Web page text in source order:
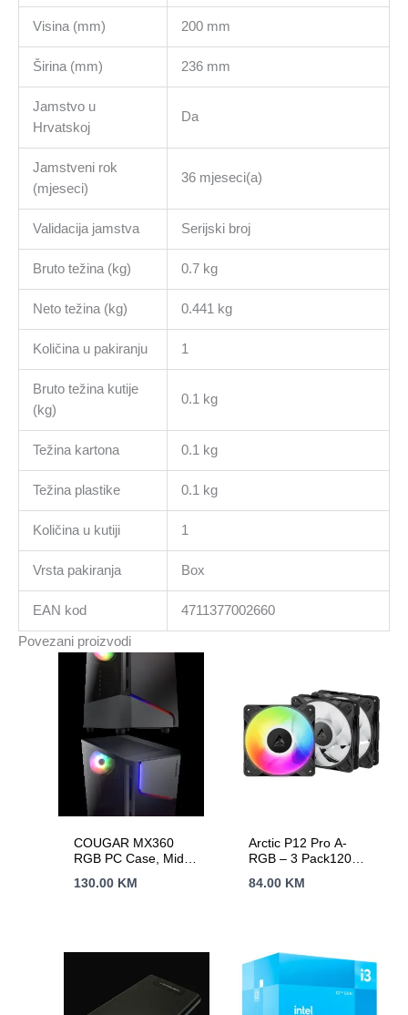
Visina (mm) 200 mm
Širina (mm) 236 mm
Jamstvo u
Hrvatskoj
Da
Jamstveni rok
(mjeseci)
36 mjeseci(a)
Validacija jamstva Serijski broj
Bruto težina (kg) 0.7 kg
Neto težina (kg) 0.441 kg
Količina u pakiranju 1
Bruto težina kutije
(kg)
0.1 kg
Težina kartona 0.1 kg
Težina plastike 0.1 kg
Količina u kutiji 1
Vrsta pakiranja Box
EAN kod 4711377002660
Povezani proizvodi
COUGAR MX360
RGB PC Case, Mid
130.00 KM
Arctic P12 Pro A-
RGB – 3 Pack120
FanCable Splitter
84.00 KM